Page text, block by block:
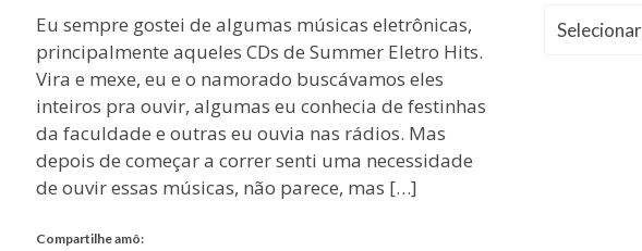
Eu sempre gostei de algumas músicas eletrônicas,
principalmente aqueles CDs de Summer Eletro Hits.
Vira e mexe, eu e o namorado buscávamos eles
inteiros pra ouvir, algumas eu conhecia de festinhas
da faculdade e outras eu ouvia nas rádios. Mas
depois de começar a correr senti uma necessidade
de ouvir essas músicas, não parece, mas […]
Compartilhe amô:
Arquivos